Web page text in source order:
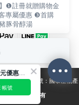
產品責任險字號：國泰產物產
號｜
限公司 版權所有
❶註冊就贈購物金
專屬優惠 ❸首購
豚骨醇湯
加入綁定領200元優惠券！
帳號